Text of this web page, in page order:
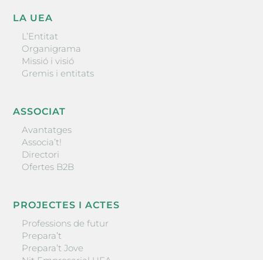
LA UEA
L’Entitat
Organigrama
Missió i visió
Gremis i entitats
ASSOCIAT
Avantatges
Associa’t!
Directori
Ofertes B2B
PROJECTES I ACTES
Professions de futur
Prepara’t
Prepara’t Jove